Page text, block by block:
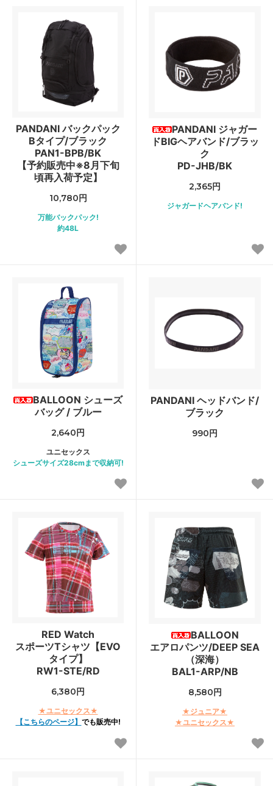
PANDANI バックパック
Bタイプ/ブラック
PAN1-BPB/BK
【予約販売中※8月下旬
頃再入荷予定】
10,780円
万能バックパック!
約48L
PANDANI ジャガー
ドBIGヘアバンド/ブラッ
ク
PD-JHB/BK
2,365円
ジャガードヘアバンド!
BALLOON シューズ
バッグ / ブルー
2,640円
ユニセックス
シューズサイズ28cmまで収納可!
PANDANI ヘッドバンド/
ブラック
990円
RED Watch
スポーツTシャツ【EVO
タイプ】
RW1-STE/RD
6,380円
★ユニセックス★
【こちらのページ】 でも販売中!
BALLOON
エアロパンツ/DEEP SEA
（深海）
BAL1-ARP/NB
8,580円
★ジュニア★
★ユニセックス★